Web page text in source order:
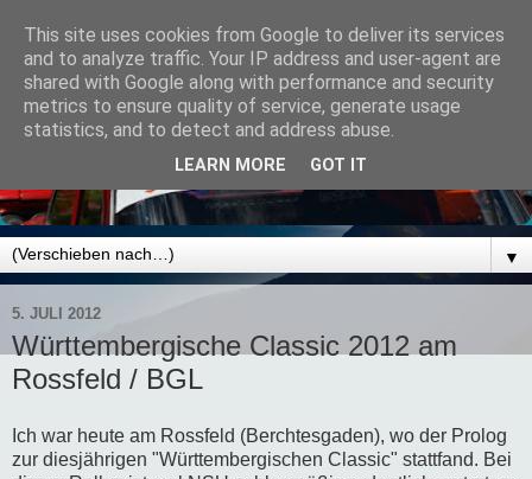
▼
5. JULI 2012
Württembergische Classic 2012 am
Rossfeld / BGL
Ich war heute am Rossfeld (Berchtesgaden), wo der Prolog
zur diesjährigen "Württembergischen Classic" stattfand. Bei
This site uses cookies from Google to deliver its services
and to analyze traffic. Your IP address and user-agent are
shared with Google along with performance and security
metrics to ensure quality of service, generate usage
statistics, and to detect and address abuse.
LEARN MORE GOT IT